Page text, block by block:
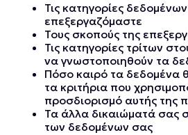
Τις κατηγορίες
επεξεργαζόμαστε
Τους σκοπούς της
Τις κατηγορίες τρίτων
να γνωστοποιηθούν τα
Πόσο καιρό τα δεδομένα
τα κριτήρια που
προσδιορισμό αυτής της
Τα άλλα δικαιώματά σας
των δεδομένων σας